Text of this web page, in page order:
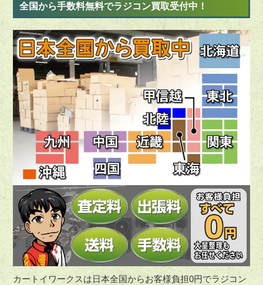
全国から手数料無料でラジコン買取受付中！
カートイワークスは日本全国からお客様負担0円でラジコン